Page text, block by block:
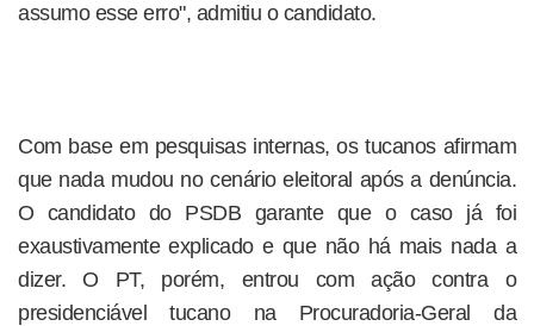
assumo esse erro", admitiu o candidato.
Com base em pesquisas internas, os tucanos afirmam
que nada mudou no cenário eleitoral após a denúncia.
O candidato do PSDB garante que o caso já foi
exaustivamente explicado e que não há mais nada a
dizer. O PT, porém, entrou com ação contra o
presidenciável tucano na Procuradoria-Geral da